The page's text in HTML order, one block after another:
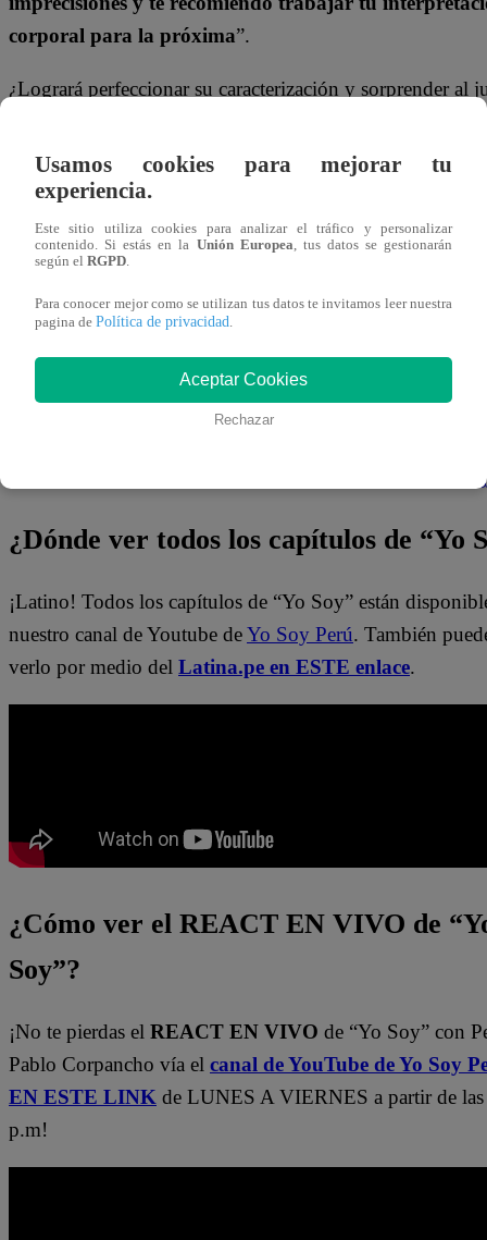
corporal para la próxima”.
¿Logrará perfeccionar su caracterización y sorprender al
episodios de
“Yo Soy”
¡No te olvides de unirte a nuestro canal
oficial!
¡No te pierdas de contenido y noticias
Interactúa con los talentos, obtén datos inéditos y
https://whatsapp.com/channel/
¿Dónde ver todos los capítulos de “Yo
¡Latino! Todos los capítulos de “Yo Soy” están
nuestro canal de Youtube deYo Soy Perú. También
verlo por medio del Latina.pe en ESTE enlace.
¿Cómo ver el REACT EN VIVO de
Soy”?
¡No te pierdas el REACT EN VIVO de “Yo Soy” con
Pablo Corpancho vía el canal de YouTube de Yo Soy
EN ESTE LINK de LUNES A VIERNES a partir de
p.m!
Usamos cookies para mejorar tu
experiencia.
Este sitio utiliza cookies para analizar el tráfico y personalizar
contenido. Si estás en la Unión Europea , tus datos se gestionarán
según el RGPD
Para conocer mejor como se utilizan tus datos te invitamos leer nuestra
pagina de Política de privacidad
Aceptar Cookies
Rechazar